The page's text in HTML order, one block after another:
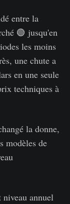
entre la
🟢 jusqu'en
les moins
une chute a
en une seule
techniques à
la donne,
modèles de
annuel